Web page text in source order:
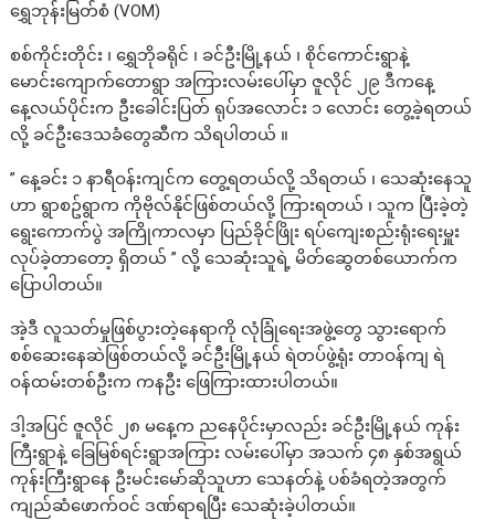
ရွှေဘုန်းမြတ်စံ (VOM)
စစ်ကိုင်းတိုင်း ၊ ရွှေဘိုခရိုင် ၊ ခင်ဦးမြို့နယ် ၊ စိုင်ကောင်းရွာနဲ့
မောင်းကျောက်တောရွာ အကြားလမ်းပေါ်မှာ ဇူလိုင် ၂၉ ဒီကနေ့
နေ့လယ်ပိုင်းက ဦးခေါင်းပြတ် ရုပ်အလောင်း ၁ လောင်း တွေ့ခဲ့ရတယ်
လို့ ခင်ဦးဒေသခံတွေဆီက သိရပါတယ် ။
” နေ့ခင်း ၁ နာရီဝန်းကျင်က တွေ့ရတယ်လို့ သိရတယ် ၊ သေဆုံးနေသူ
ဟာ ရွာစဥ်ရွာက ကိုဗိုလ်နိုင်ဖြစ်တယ်လို့ ကြားရတယ် ၊ သူက ပြီးခဲ့တဲ့
ရွေးကောက်ပွဲ အကြိုကာလမှာ ပြည်ခိုင်ဖြိုး ရပ်ကျေးစည်းရုံးရေးမှူး
လုပ်ခဲ့တာတော့ ရှိတယ် ” လို့ သေဆုံးသူရဲ့ မိတ်ဆွေတစ်ယောက်က
ပြောပါတယ်။
အဲ့ဒီ လူသတ်မှုဖြစ်ပွားတဲ့နေရာကို လုံခြုံရေးအဖွဲ့တွေ သွားရောက်
စစ်ဆေးနေဆဲဖြစ်တယ်လို့ ခင်ဦးမြို့နယ် ရဲတပ်ဖွဲ့ရုံး တာဝန်ကျ ရဲ
ဝန်ထမ်းတစ်ဦးက ကနဦး ဖြေကြားထားပါတယ်။
ဒါ့အပြင် ဇူလိုင် ၂၈ မနေ့က ညနေပိုင်းမှာလည်း ခင်ဦးမြို့နယ် ကုန်း
ကြီးရွာနဲ့ ခြေမြစ်ရင်းရွာအကြား လမ်းပေါ်မှာ အသက် ၄၈ နှစ်အရွယ်
ကုန်းကြီးရွာနေ ဦးမင်းမော်ဆိုသူဟာ သေနတ်နဲ့ ပစ်ခံရတဲ့အတွက်
ကျည်ဆံဖောက်ဝင် ဒဏ်ရာရပြီး သေဆုံးခဲ့ပါတယ်။